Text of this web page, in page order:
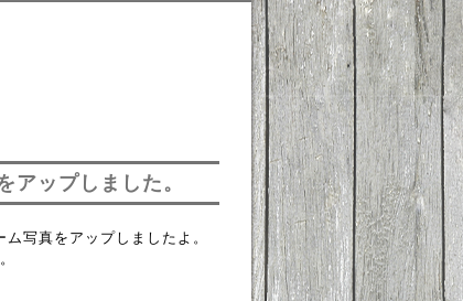
ップしました。
写真をアップしましたよ。